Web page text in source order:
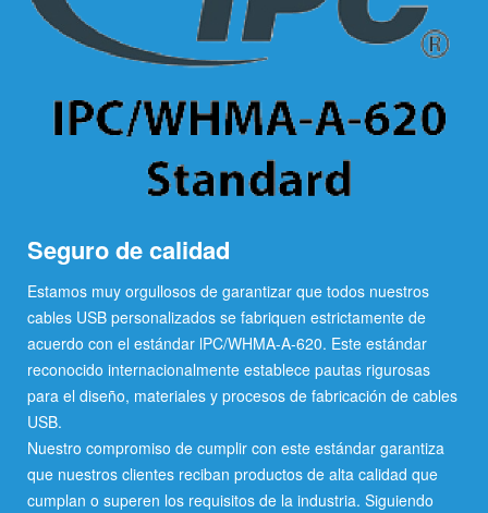
Seguro de calidad
Estamos muy orgullosos de garantizar que todos nuestros
cables USB personalizados se fabriquen estrictamente de
acuerdo con el estándar lPC/WHMA-A-620. Este estándar
reconocido internacionalmente establece pautas rigurosas
para el diseño, materiales y procesos de fabricación de cables
USB.
Nuestro compromiso de cumplir con este estándar garantiza
que nuestros clientes reciban productos de alta calidad que
cumplan o superen los requisitos de la industria. Siguiendo